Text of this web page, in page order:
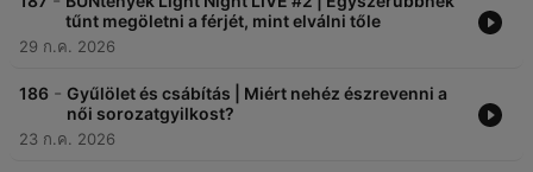
tűnt megöletni a férjét, mint elválni tőle
29 ก.ค. 2026
186 - Gyűlölet és csábítás | Miért nehéz észrevenni a
női sorozatgyilkost?
23 ก.ค. 2026